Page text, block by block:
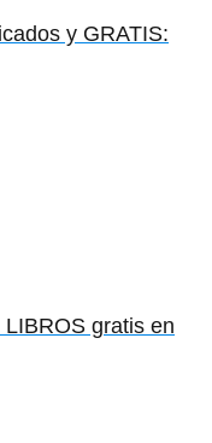
y GRATIS:
gratis en